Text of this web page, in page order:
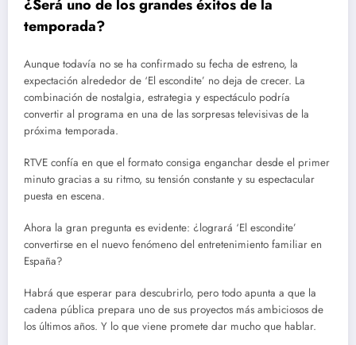
¿Será uno de los grandes éxitos de la
temporada?
Aunque todavía no se ha confirmado su fecha de estreno, la
expectación alrededor de ‘El escondite’ no deja de crecer. La
combinación de nostalgia, estrategia y espectáculo podría
convertir al programa en una de las sorpresas televisivas de la
próxima temporada.
RTVE confía en que el formato consiga enganchar desde el primer
minuto gracias a su ritmo, su tensión constante y su espectacular
puesta en escena.
Ahora la gran pregunta es evidente: ¿logrará ‘El escondite’
convertirse en el nuevo fenómeno del entretenimiento familiar en
España?
Habrá que esperar para descubrirlo, pero todo apunta a que la
cadena pública prepara uno de sus proyectos más ambiciosos de
los últimos años. Y lo que viene promete dar mucho que hablar.